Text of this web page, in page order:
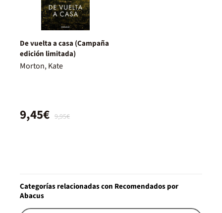
De vuelta a casa (Campaña
edición limitada)
Morton, Kate
9,95€
9,45€
Categorías relacionadas con Recomendados por
Abacus